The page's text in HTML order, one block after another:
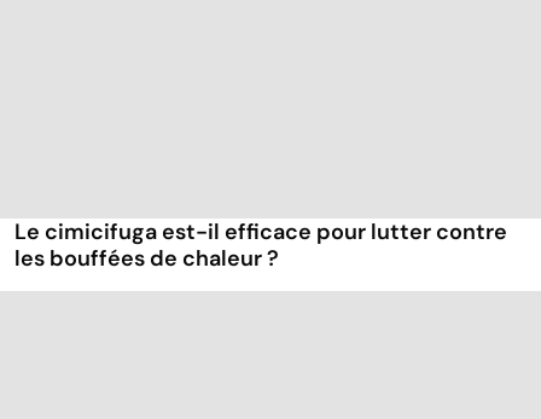
Le cimicifuga est-il efficace pour lutter contre
les bouffées de chaleur ?